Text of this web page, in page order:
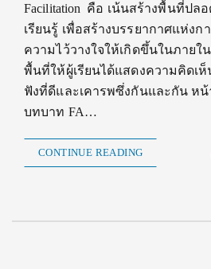
Facilitation คือ เน้นสร้างพื้นที่ปล
เรียนรู้ เพื่อสร้างบรรยากาศแห่งก
ความไว้วางใจให้เกิดขึ้นในภายใ
พื้นที่ให้ผู้เรียนได้แสดงความคิดเห็
ฟังที่ดีและเคารพซึ่งกันและกัน ห
บทบาท FA…
CONTINUE READING